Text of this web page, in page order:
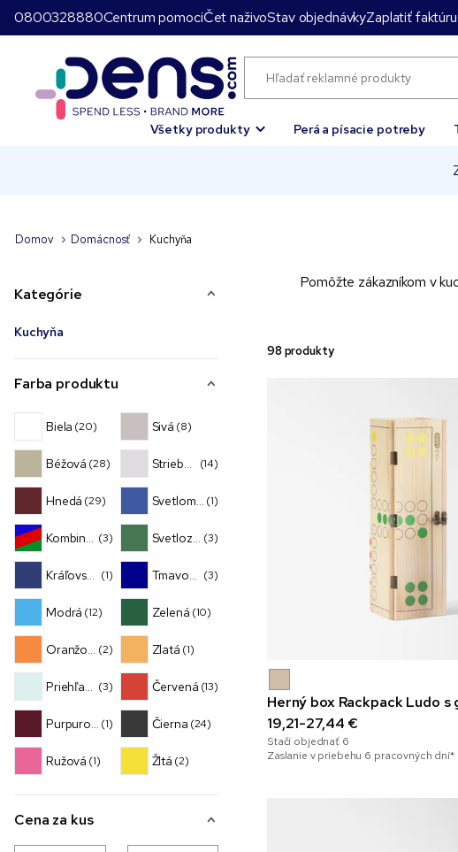
0800328880Centrum pomociČet naživoStav objednávkyZaplatiť faktúru
Všetky produkty Perá a písacie potreby
Domov Domácnosť Kuchyňa
Kategórie
Kuchyňa
Farba produktu
Biela (20)
Béžová (28)
Hnedá (29)
Kombinácia
(3)
Kráľovská modrá
(1)
Modrá (12)
Oranžová(2)
Priehľadná(3)
Purpurovočervená
(1)
Ružová (1)
Sivá (8)
Strieborná(14)
Svetlomodrá
(1)
Svetlozelená
(3)
Tmavomodrá
(3)
Zelená (10)
Zlatá (1)
Červená (13)
Čierna (24)
Žltá (2)
Cena za kus
Pomôžte zákazníkom v
98 produkty
Herný box Rackpack Ludo s
19,21-27,44 €
Stačí objednať 6
Zaslanie v priebehu 6 pracovných dní*